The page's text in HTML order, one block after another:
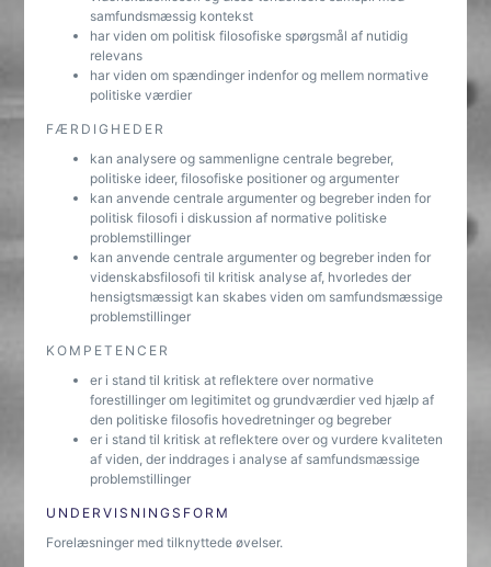
samfundsmæssig kontekst
har viden om politisk filosofiske spørgsmål af nutidig
relevans
har viden om spændinger indenfor og mellem normative
politiske værdier
FÆRDIGHEDER
kan analysere og sammenligne centrale begreber,
politiske ideer, filosofiske positioner og argumenter
kan anvende centrale argumenter og begreber inden for
politisk filosofi i diskussion af normative politiske
problemstillinger
kan anvende centrale argumenter og begreber inden for
videnskabsfilosofi til kritisk analyse af, hvorledes der
hensigtsmæssigt kan skabes viden om samfundsmæssige
problemstillinger
KOMPETENCER
er i stand til kritisk at reflektere over normative
forestillinger om legitimitet og grundværdier ved hjælp af
den politiske filosofis hovedretninger og begreber
er i stand til kritisk at reflektere over og vurdere kvaliteten
af viden, der inddrages i analyse af samfundsmæssige
problemstillinger
UNDERVISNINGSFORM
Forelæsninger med tilknyttede øvelser.